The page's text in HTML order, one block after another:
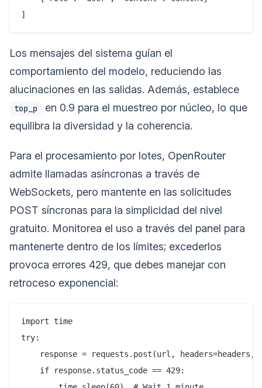
Los mensajes del sistema guían el
comportamiento del modelo, reduciendo las
alucinaciones en las salidas. Además, establece
top_p
en 0.9 para el muestreo por núcleo, lo que
equilibra la diversidad y la coherencia.
Para el procesamiento por lotes, OpenRouter
admite llamadas asíncronas a través de
WebSockets, pero mantente en las solicitudes
POST síncronas para la simplicidad del nivel
gratuito. Monitorea el uso a través del panel para
mantenerte dentro de los límites; excederlos
provoca errores 429, que debes manejar con
retroceso exponencial:
import time
try:
response = requests.post(url, headers=headers,
    if response.status_code == 429: